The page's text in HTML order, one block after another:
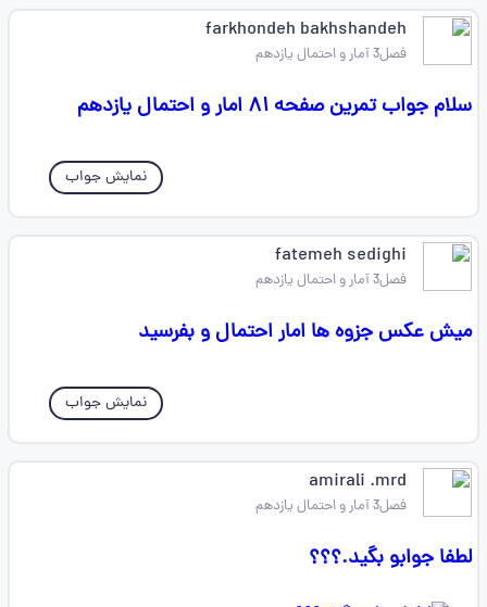
farkhondeh bakhshandeh
فصل3 آمار و احتمال یازدهم
سلام جواب تمرین صفحه ۸۱ امار و احتمال یازدهم
نمایش جواب
fatemeh sedighi
فصل3 آمار و احتمال یازدهم
میش عکس جزوه ها امار احتمال و بفرسید
نمایش جواب
amirali .mrd
فصل3 آمار و احتمال یازدهم
لطفا جوابو بگید.؟؟؟